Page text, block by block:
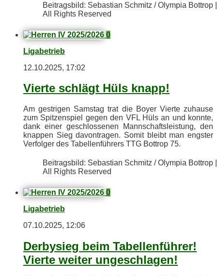
Bei­trags­bild: Se­bas­ti­an Schmitz / Olym­pia Bot­trop |
All Rights Reserved
0
Ligabetrieb
12.10.2025, 17:02
Vier­te schlägt Hüls knapp!
Am gest­ri­gen Sams­tag trat die Boy­er Vier­te zu­hau­se
zum Spit­zen­spiel ge­gen den VFL Hüls an und konn­te,
dank ei­ner ge­schlos­se­nen Mann­schafts­leis­tung, den
knap­pen Sieg da­von­tra­gen. So­mit bleibt man engs­ter
Ver­fol­ger des Ta­bel­len­füh­rers TTG Bot­trop 75.
Bei­trags­bild: Se­bas­ti­an Schmitz / Olym­pia Bot­trop |
All Rights Reserved
0
Ligabetrieb
07.10.2025, 12:06
Der­by­sieg beim Ta­bel­len­füh­rer!
Vier­te wei­ter ungeschlagen!